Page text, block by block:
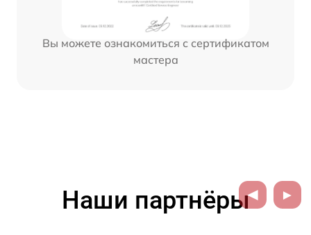
Вы можете ознакомиться с сертификатом
мастера
Наши партнёры